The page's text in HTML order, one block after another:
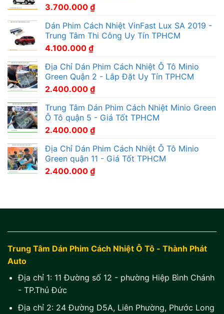
3.700.000 ₫
Dán Phim Cách Nhiệt VinFast Lux SA 2019 -
Trung Tâm Thi Công Uy Tín TPHCM
4.100.000 ₫
Địa Chỉ Dán Phim Cách Nhiệt Ô Tô Minio
Green Quận 2 - Lắp Đặt Uy Tín TPHCM
2.400.000 ₫
Trung Tâm Dán Phim Cách Nhiệt Minio Green
Ô Tô quận 5 - Giá Tốt TPHCM
2.400.000 ₫
Địa Chỉ Dán Phim Cách Nhiệt Ô Tô Minio
Green quận 11 - Giá Tốt TPHCM
2.400.000 ₫
Trung Tâm Dán Phim Cách Nhiệt Ô Tô - Thành Phát
Auto
Địa chỉ 1: 11 Đường số 12 - phường Hiệp Bình Chánh
- TP.Thủ Đức
Địa chỉ 2: 24 Đường D5A, Liên Phường, Phước Long